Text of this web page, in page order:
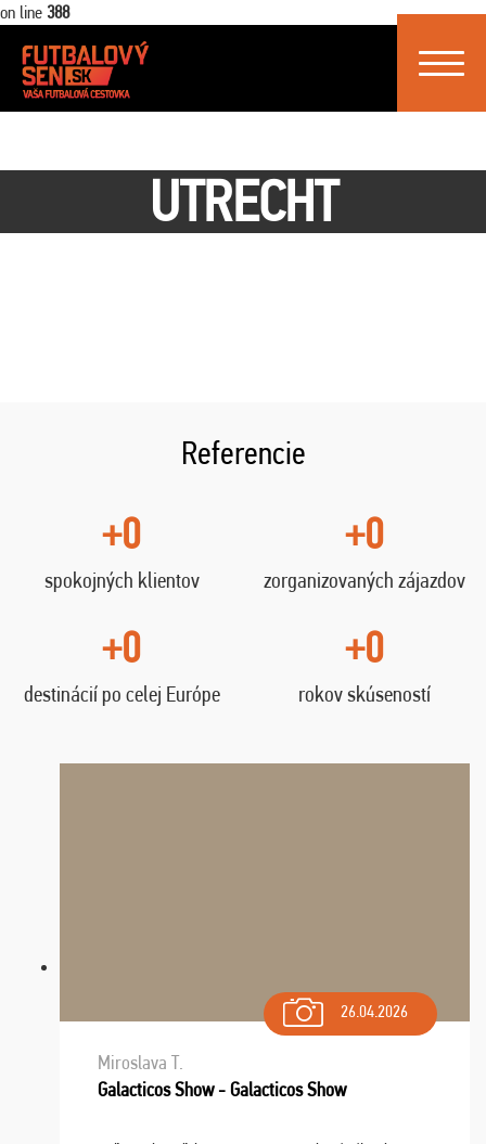
on line 388
Toggle
UTRECHT
Referencie
+0
spokojných klientov
+0
zorganizovaných zájazdov
+0
destinácií po celej Európe
+0
rokov skúseností
26.04.2026
Miroslava T.
Galacticos Show - Galacticos Show